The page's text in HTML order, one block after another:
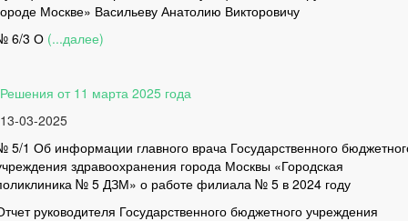
Москве» Васильеву Анатолию Викторовичу
6/3 О (...далее)
Решения от 11 марта 2025 года
13-03-2025
5/1 Об информации главного врача Государственного
здравоохранения города Москвы «Городская
№ 5 ДЗМ» о работе филиала № 5 в 2024 году
руководителя Государственного бюджетного учреждения